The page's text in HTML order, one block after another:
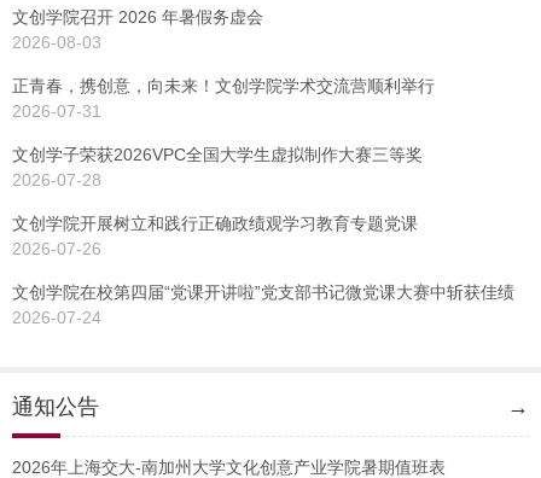
文创学院召开 2026 年暑假务虚会
2026-08-03
正青春，携创意，向未来！文创学院学术交流营顺利举行
2026-07-31
文创学子荣获2026VPC全国大学生虚拟制作大赛三等奖
2026-07-28
文创学院开展树立和践行正确政绩观学习教育专题党课
2026-07-26
文创学院在校第四届“党课开讲啦”党支部书记微党课大赛中斩获佳绩
2026-07-24
通知公告 →
2026年上海交大-南加州大学文化创意产业学院暑期值班表